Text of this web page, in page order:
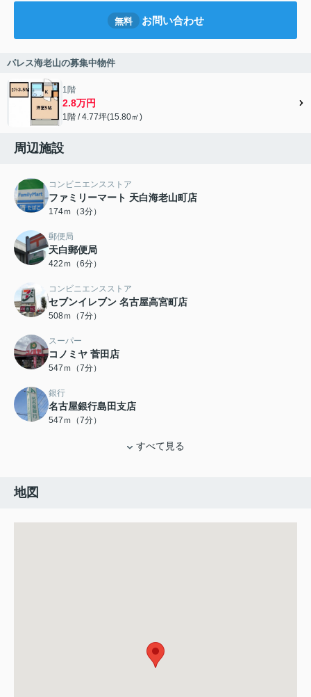
無料 お問い合わせ
パレス海老山の募集中物件
1階
2.8万円
1階 / 4.77坪(15.80㎡)
周辺施設
コンビニエンスストア
ファミリーマート 天白海老山町店
174ｍ（3分）
郵便局
天白郵便局
422ｍ（6分）
コンビニエンスストア
セブンイレブン 名古屋高宮町店
508ｍ（7分）
スーパー
コノミヤ 菅田店
547ｍ（7分）
銀行
名古屋銀行島田支店
547ｍ（7分）
すべて見る
地図